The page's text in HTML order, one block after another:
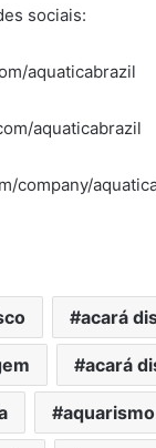
sociais:
aquaticabrazil
aquaticabrazil
company/
acará
acará
aquarismo